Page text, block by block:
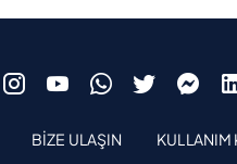
BIZE ULAŞIN KULLANIM